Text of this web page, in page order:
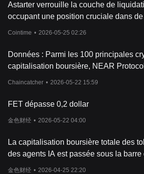
Astarter verrouille la couche de
occupant une position cruciale dans
Cointime • 2026-05-25 02:26
Données : Parmi les 100 principales
capitalisation boursière, NEAR
Chaincatcher • 2026-05-22 15:59
FET dépasse 0,2 dollar
金色财经 • 2026-05-22 04:00
La capitalisation boursière totale des
des agents IA est passée sous la
dollars.
金色财经 • 2026-04-25 22:20